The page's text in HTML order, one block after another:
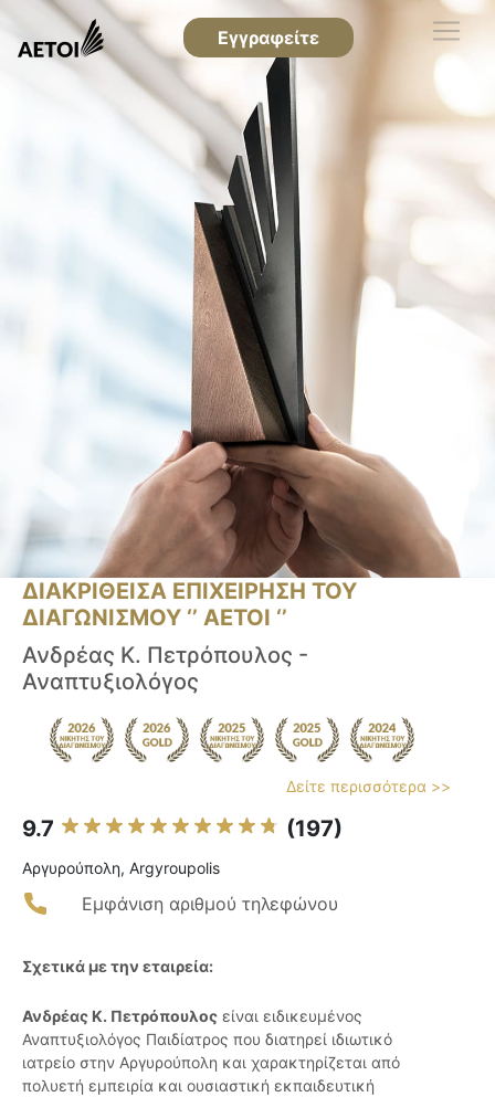
Εγγραφείτε
ΔΙΑΚΡΙΘΕΙΣΑ ΕΠΙΧΕΙΡΗΣΗ ΤΟΥ
ΔΙΑΓΩΝΙΣΜΟΥ ‘’ ΑΕΤΟΙ ‘’
Ανδρέας Κ. Πετρόπουλος -
Αναπτυξιολόγος
Δείτε περισσότερα >>
9.7 (197)
Αργυρούπολη, Argyroupolis
Εμφάνιση αριθμού τηλεφώνου
Σχετικά με την εταιρεία:
Ανδρέας Κ. Πετρόπουλος είναι ειδικευμένος
Αναπτυξιολόγος Παιδίατρος που διατηρεί ιδιωτικό
ιατρείο στην Αργυρούπολη και χαρακτηρίζεται από
πολυετή εμπειρία και ουσιαστική εκπαιδευτική